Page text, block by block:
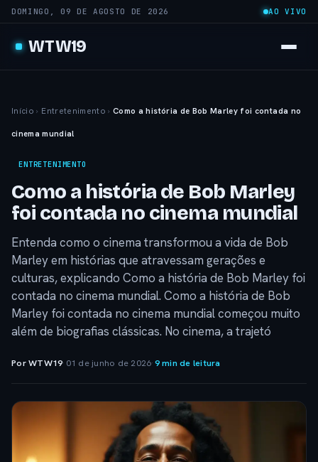
DOMINGO, 09 DE AGOSTO DE 2026 AO VIVO
WTW19
Início › Entretenimento › Como a história de Bob Marley foi contada no
cinema mundial
ENTRETENIMENTO
Como a história de Bob Marley
foi contada no cinema mundial
Entenda como o cinema transformou a vida de Bob
Marley em histórias que atravessam gerações e
culturas, explicando Como a história de Bob Marley foi
contada no cinema mundial. Como a história de Bob
Marley foi contada no cinema mundial começou muito
além de biografias clássicas. No cinema, a trajetó
Por WTW19· 01 de junho de 2026·9 min de leitura